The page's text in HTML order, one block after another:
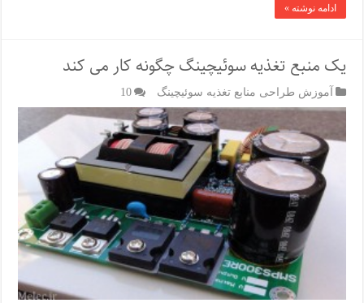
ادامه نوشته »
یک منبع تغذیه سوئیچینگ چگونه کار می کند
آموزش طراحی منابع تغذیه سوئیچینگ 10